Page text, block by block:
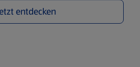
entdecken